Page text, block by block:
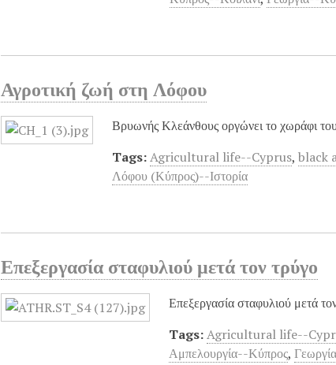
Αγροτική ζωή στη Λόφου
Βρυωνής Κλεάνθους οργώνει το χωράφι
Tags: Agricultural life--Cyprus,black
Λόφου (Κύπρος)--Ιστορία
Επεξεργασία σταφυλιού μετά τον τρύγο
Επεξεργασία σταφυλιού μετά
Tags: Agricultural life--
Αμπελουργία--Κύπρος,